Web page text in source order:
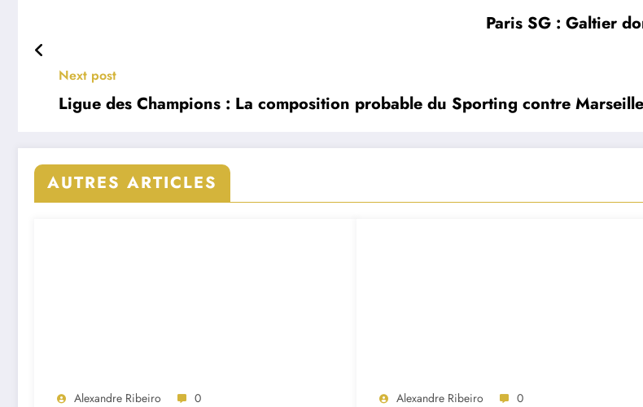
Paris SG : Galtier
Next post
Ligue des Champions : La composition probable du Sporting contre Marseille
AUTRES ARTICLES
Alexandre Ribeiro 0 Alexandre Ribeiro 0